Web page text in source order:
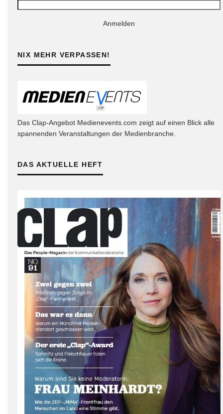
Anmelden
NIX MEHR VERPASSEN!
Das Clap-Angebot Medienevents.com zeigt auf einen Blick alle
spannenden Veranstaltungen der Medienbranche.
DAS AKTUELLE HEFT